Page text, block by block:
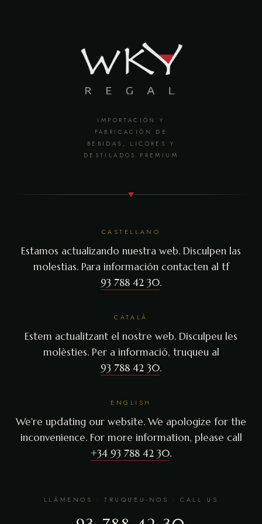
IMPORTACIÓN Y
FABRICACIÓN DE
BEBIDAS, LICORES Y
DESTILADOS PREMIUM
CASTELLANO
Estamos actualizando nuestra web. Disculpen las
molestias. Para información contacten al tf
93 788 42 30.
CATALÀ
Estem actualitzant el nostre web. Disculpeu les
molèsties. Per a informació, truqueu al
93 788 42 30.
ENGLISH
We're updating our website. We apologize for the
inconvenience. For more information, please call
+34 93 788 42 30.
LLÁMENOS · TRUQUEU-NOS · CALL US